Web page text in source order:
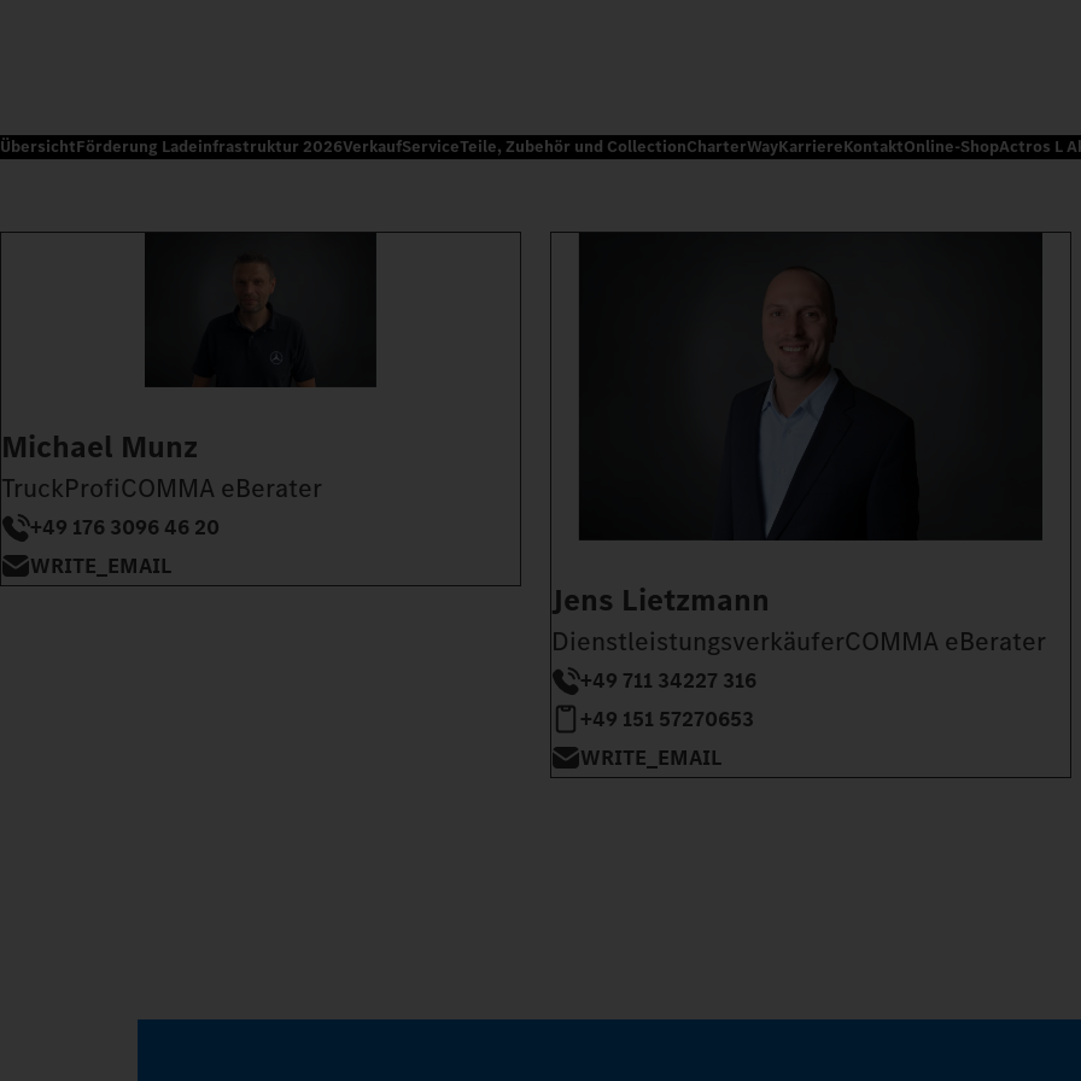
ÜbersichtFörderung Ladeinfrastruktur 2026VerkaufServiceTeile, Zubehör und CollectionCharterWayKarriereKontaktOnline-ShopActros L
Michael Munz
TruckProfiCOMMA eBerater
+49 176 3096 46 20
WRITE_EMAIL
Jens Lietzmann
DienstleistungsverkäuferCOMMA eBerater
+49 711 34227 316
+49 151 57270653
WRITE_EMAIL